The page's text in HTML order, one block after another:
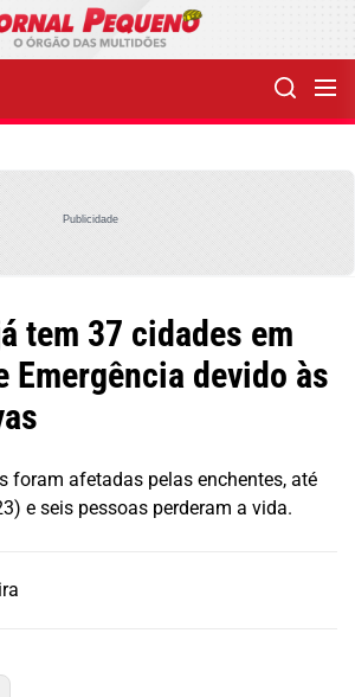
Publicidade
tem 37 cidades em
Emergência devido às
foram afetadas pelas enchentes, até
e seis pessoas perderam a vida.